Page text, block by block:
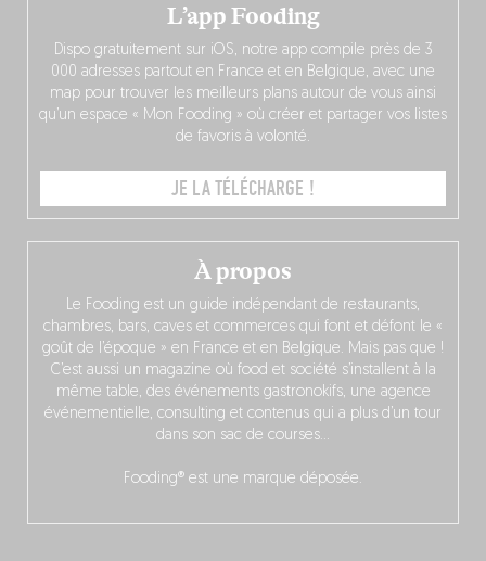
À propos
Le Fooding est un guide indépendant de restaurants,
chambres, bars, caves et commerces qui font et défont le «
goût de l’époque » en France et en Belgique. Mais pas que !
C’est aussi un magazine où food et société s’installent à la
même table, des événements gastronokifs, une agence
événementielle, consulting et contenus qui a plus d’un tour
dans son sac de courses…
Fooding® est une marque déposée.
L’app Fooding
Dispo gratuitement sur iOS, notre app compile près de 3
000 adresses partout en France et en Belgique, avec une
map pour trouver les meilleurs plans autour de vous ainsi
qu’un espace « Mon Fooding » où créer et partager vos listes
de favoris à volonté.
JE LA TÉLÉCHARGE !